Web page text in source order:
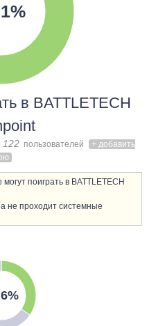
в BATTLETECH
122 пользователей
+ добавить
поиграть в BATTLETECH
не проходит системные